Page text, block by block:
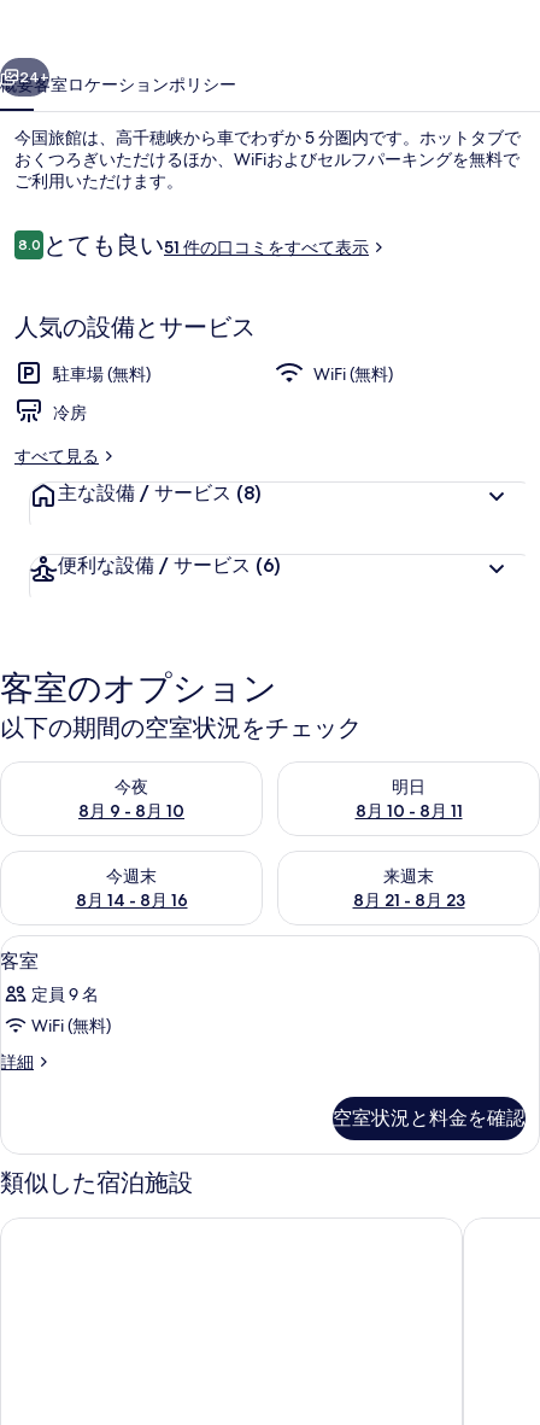
ギ
ャ
ラ
リ
ー
次へ
24+
概要客室ロケーションポリシー
今国旅館は、高千穂峡から車でわずか 5 分圏内です。ホットタブで
おくつろぎいただけるほか、WiFiおよびセルフパーキングを無料で
ご利用いただけます。
口
コ
8.010段階中8.0
とても良い51 件の口コミをすべて表示
人気の設備とサービス
駐車場 (無料)
WiFi (無料)
冷房
すべて見る
主な設備 / サービス (8)
便利な設備 / サービス (6)
客室のオプション
以下の期間の空室状況をチェック
今夜
8月 9 - 8月 10
今夜 8月 9 - 8月 10 の空室状況をチェック
明日
8月 10 - 8月 11
明日 8月 10 - 8月 11 の空室状
今週末
8月 14 - 8月 16
今週末 8月 14 - 8月 16 の空室状況をチェック
来週末
8月 21 - 8月 23
来週末 8月 21 - 8月 23 の空室
客
室
の
べ
の
写
真
を
1
客室
定員 9 名
WiFi (無料)
詳細
客
細
空室状況と料金を確認
類似した宿泊施設
ソレスト高千穂ホテル ホテル